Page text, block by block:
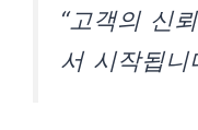
“고객의 신
서 시작됩니